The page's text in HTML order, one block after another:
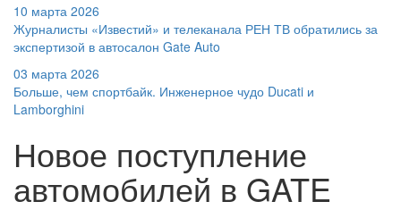
10 марта 2026
Журналисты «Известий» и телеканала РЕН ТВ обратились за
экспертизой в автосалон Gate Auto
03 марта 2026
Больше, чем спортбайк. Инженерное чудо Ducati и
Lamborghini
Новое поступление
автомобилей в GATE